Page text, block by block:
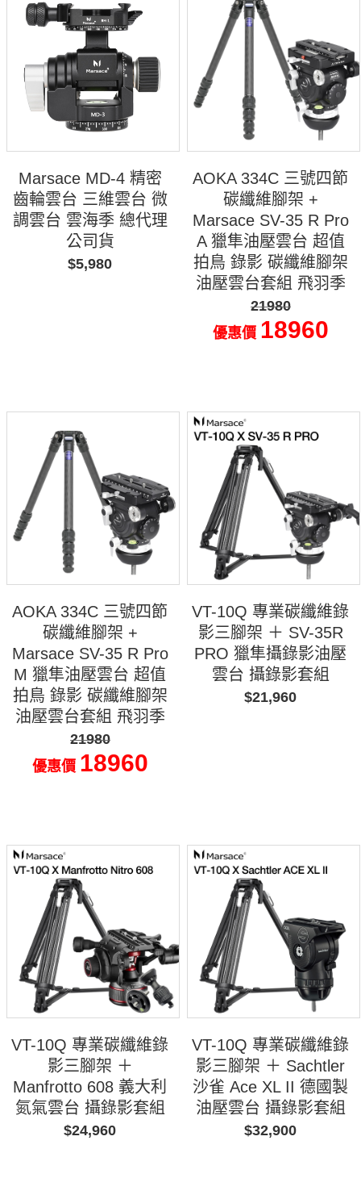
Marsace MD-4 精密
齒輪雲台 三維雲台 微
調雲台 雲海季 總代理
公司貨
$5,980
AOKA 334C 三號四節
碳纖維腳架 +
Marsace SV-35 R Pro
A 獵隼油壓雲台 超值
拍鳥 錄影 碳纖維腳架
油壓雲台套組 飛羽季
21980
優惠價 18960
AOKA 334C 三號四節
碳纖維腳架 +
Marsace SV-35 R Pro
M 獵隼油壓雲台 超值
拍鳥 錄影 碳纖維腳架
油壓雲台套組 飛羽季
21980
優惠價 18960
VT-10Q 專業碳纖維錄
影三腳架 ＋ SV-35R
PRO 獵隼攝錄影油壓
雲台 攝錄影套組
$21,960
VT-10Q 專業碳纖維錄
影三腳架 ＋
Manfrotto 608 義大利
氮氣雲台 攝錄影套組
$24,960
VT-10Q 專業碳纖維錄
影三腳架 ＋ Sachtler
沙雀 Ace XL II 德國製
油壓雲台 攝錄影套組
$32,900